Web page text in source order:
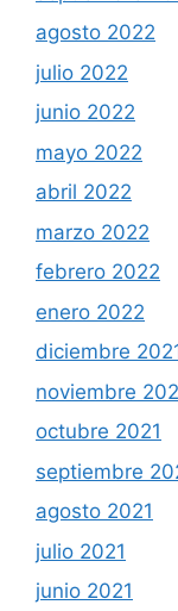
agosto 2022
julio 2022
junio 2022
mayo 2022
abril 2022
marzo 2022
febrero 2022
enero 2022
diciembre
noviembre
octubre 2021
septiembre
agosto 2021
julio 2021
junio 2021